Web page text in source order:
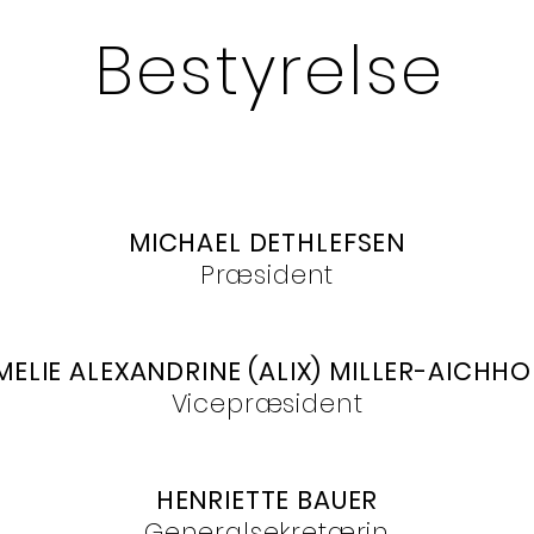
Bestyrelse
MICHAEL DETHLEFSEN
Præsident
ALEXANDRINE (ALIX) MILLER-
Vicepræsident
HENRIETTE BAUER